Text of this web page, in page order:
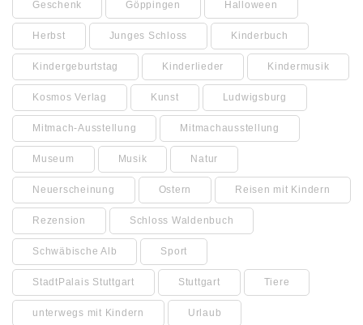
Geschenk Göppingen Halloween
Herbst Junges Schloss Kinderbuch
Kindergeburtstag Kinderlieder Kindermusik
Kosmos Verlag Kunst Ludwigsburg
Mitmach-Ausstellung Mitmachausstellung
Museum Musik Natur
Neuerscheinung Ostern Reisen mit Kindern
Rezension Schloss Waldenbuch
Schwäbische Alb Sport
StadtPalais Stuttgart Stuttgart Tiere
unterwegs mit Kindern Urlaub